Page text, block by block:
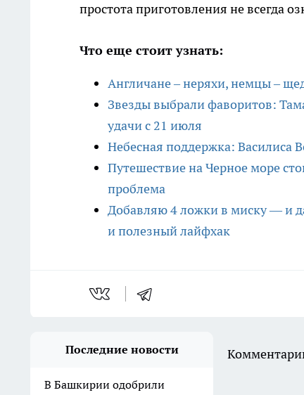
простота приготовления не всегда
Что еще стоит узнать:
Англичане – неряхи, немцы –
Звезды выбрали фаворитов:
удачи с 21 июля
Небесная поддержка: Василиса
Путешествие на Черное море
проблема
Добавляю 4 ложки в миску — и
и полезный лайфхак
Последние новости
В Башкирии одобрили